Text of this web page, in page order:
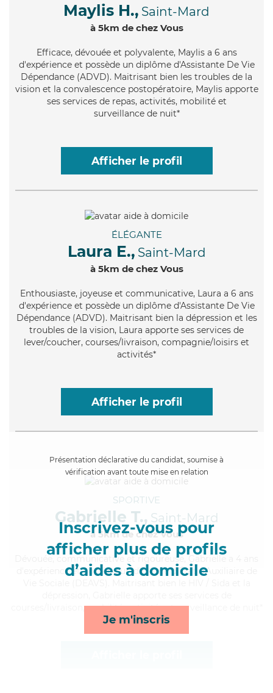
Maylis H., Saint-Mard
à 5km de chez Vous
Efficace, dévouée et polyvalente, Maylis a 6 ans
d'expérience et possède un diplôme d'Assistante De Vie
Dépendance (ADVD). Maitrisant bien les troubles de la
vision et la convalescence postopératoire, Maylis apporte
ses services de repas, activités, mobilité et
surveillance de nuit*
Afficher le profil
ÉLÉGANTE
Laura E., Saint-Mard
à 5km de chez Vous
Enthousiaste, joyeuse et communicative, Laura a 6 ans
d'expérience et possède un diplôme d'Assistante De Vie
Dépendance (ADVD). Maitrisant bien la dépression et les
troubles de la vision, Laura apporte ses services de
lever/coucher, courses/livraison, compagnie/loisirs et
activités*
Afficher le profil
Présentation déclarative du candidat, soumise à
vérification avant toute mise en relation
Inscrivez-vous pour
afficher plus de profils
d’aides à domicile
Je m'inscris
SPORTIVE
Gabrielle T., Saint-Mard
à 5km de chez Vous
, communicative et rigoureuse, Gabrielle a 4 ans
d'expérience et possède un diplôme d'État d'Auxiliaire de
courses/livraison, mobilité, activités et surveillance de nuit*